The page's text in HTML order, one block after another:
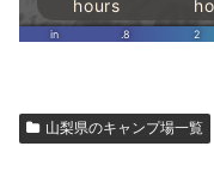
山梨県のキャンプ場一覧